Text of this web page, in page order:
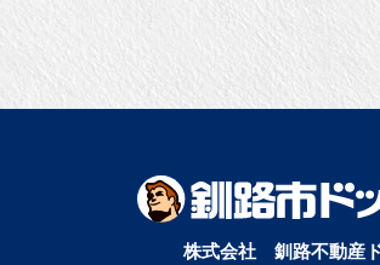
株式会社 釧路不動産